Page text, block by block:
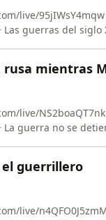
rusa mientras
el guerrillero